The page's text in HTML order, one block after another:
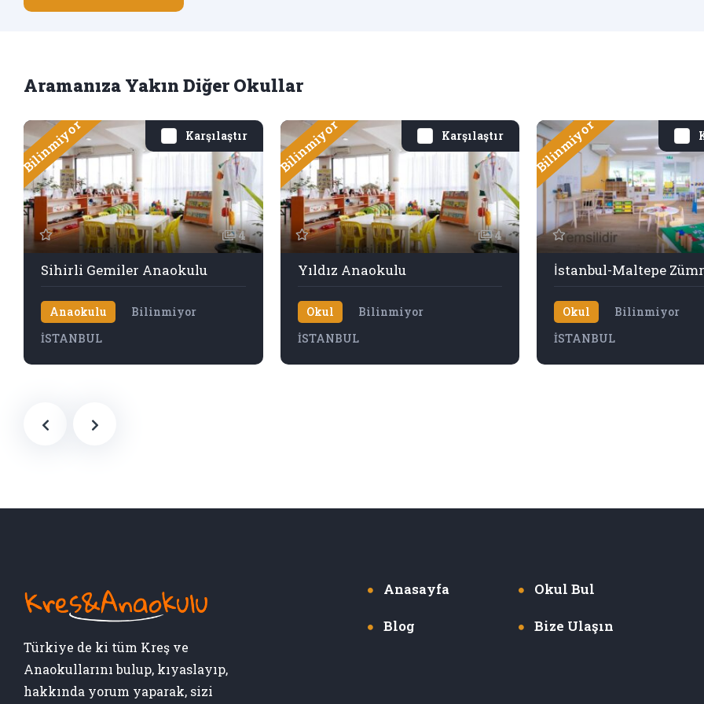
Aramanıza Yakın Diğer Okullar
Karşılaştır
Bilinmiyor
4
Sihirli Gemiler Anaokulu
Anaokulu
Bilinmiyor
İSTANBUL
Karşılaştır
Bilinmiyor
4
Yıldız Anaokulu
Okul
Bilinmiyor
İSTANBUL
Bilinmiyor
Okul
Bilinmiyor
İSTANBUL
Türkiye de ki tüm Kreş ve
Anaokullarını bulup, kıyaslayıp,
hakkında yorum yaparak, sizi
Anasayfa Okul Bul
Blog Bize Ulaşın